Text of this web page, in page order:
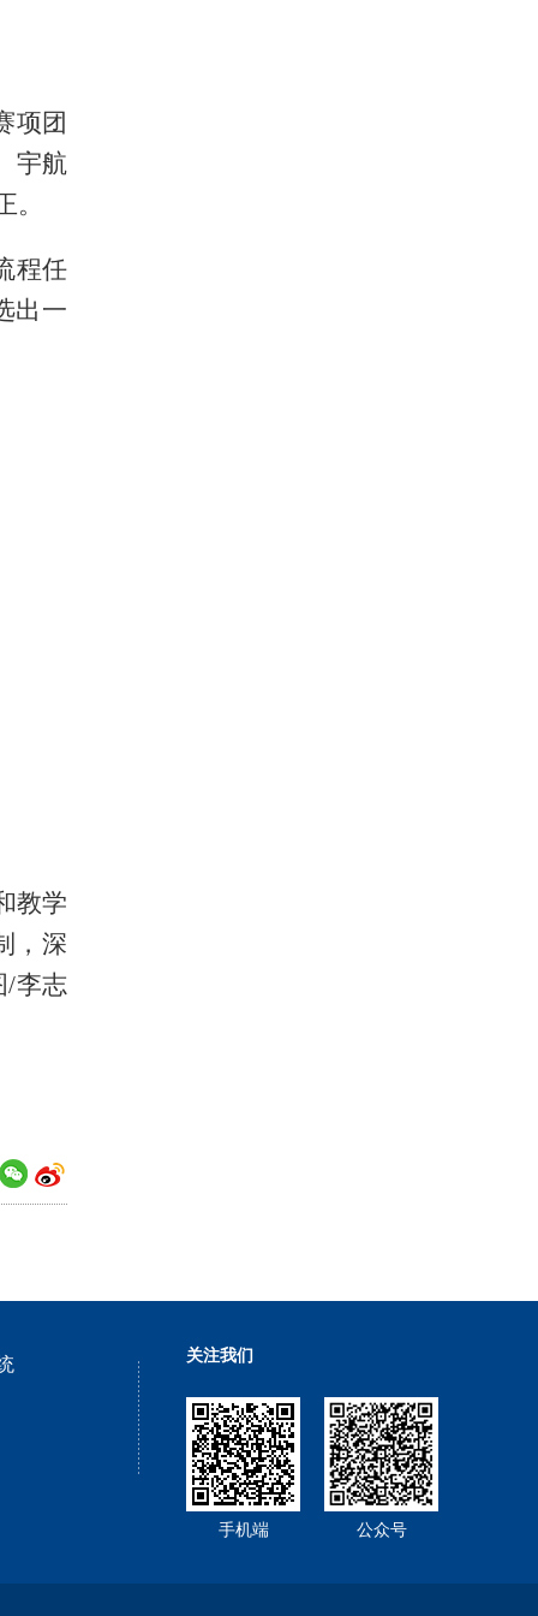
项团
宇航
程任
出一
教学
，深
/李志
关注我们
公众号
手机端